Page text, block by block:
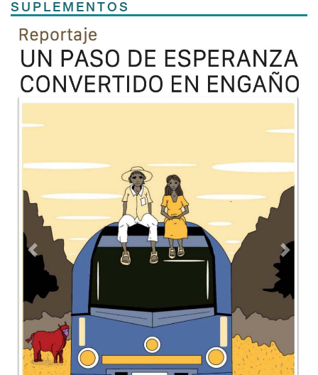
SUPLEMENTOS
Previous
TODOS LOS SUPLEMENTOS
Contacto Directorio Aviso de privacidad
Copyright ©2026 Todos los derechos reservados | La Jornada
Maya